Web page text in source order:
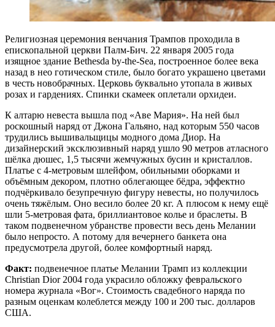
Религиозная церемония венчания Трампов проходила в
епископальной церкви Палм-Бич. 22 января 2005 года
изящное здание Bethesda by-the-Sea, построенное более века
назад в нео готическом стиле, было богато украшено цветами
в честь новобрачных. Церковь буквально утопала в живых
розах и гардениях. Спинки скамеек оплетали орхидеи.
К алтарю невеста вышла под «Аве Мария». На ней был
роскошный наряд от Джона Гальяно, над которым 550 часов
трудились вышивальщицы модного дома Диор. На
дизайнерский эксклюзивный наряд ушло 90 метров атласного
шёлка дюшес, 1,5 тысячи жемчужных бусин и кристаллов.
Платье с 4-метровым шлейфом, обильными оборками и
объёмным декором, плотно облегающее бёдра, эффектно
подчёркивало безупречную фигуру невесты, но получилось
очень тяжёлым. Оно весило более 20 кг. А плюсом к нему ещё
шли 5-метровая фата, бриллиантовое колье и браслеты. В
таком подвенечном убранстве провести весь день Мелании
было непросто. А потому для вечернего банкета она
предусмотрела другой, более комфортный наряд.
Факт: подвенечное платье Мелании Трамп из коллекции
Christian Dior 2004 года украсило обложку февральского
номера журнала «Вог». Стоимость свадебного наряда по
разным оценкам колеблется между 100 и 200 тыс. долларов
США.